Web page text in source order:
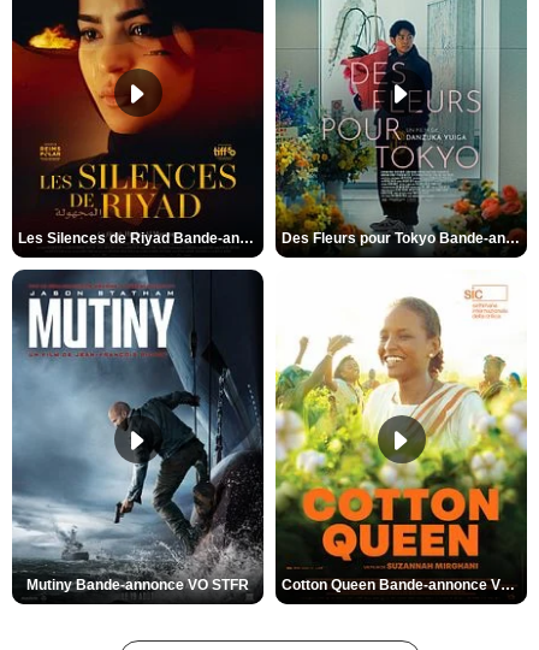
Les Silences de Riyad Bande-annonce VO STFR Des Fleurs pour Tokyo Bande-annonce VO STFR
Mutiny Bande-annonce VO STFR Cotton Queen Bande-annonce VO STFR